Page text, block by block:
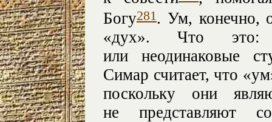
Богу281 . Ум, конечно,
«дух». Что это:
или неодинаковые
Симар считает, что
поскольку они
не представляют